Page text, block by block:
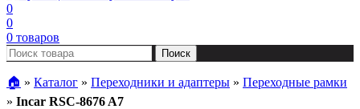
0
0
0 товаров
Поиск
🏠︎ » Каталог » Переходники и адаптеры » Переходные рамки
» Incar RSC-8676 A7